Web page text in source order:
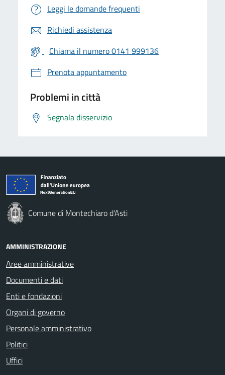
Leggi le domande frequenti
Richiedi assistenza
Chiama il numero 0141 999136
Prenota appuntamento
Problemi in città
Segnala disservizio
Comune di Montechiaro d'Asti
AMMINISTRAZIONE
Aree amministrative
Documenti e dati
Enti e fondazioni
Organi di governo
Personale amministrativo
Politici
Uffici